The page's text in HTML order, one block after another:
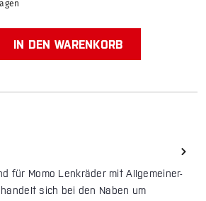
Gib den gewünschten Wert ein
IN DEN WARENKORB
für Momo Lenkräder mit Allgemeiner-
sich bei den Naben um